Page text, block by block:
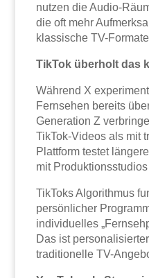
nutzen die Audio-
die oft mehr
klassische TV-
TikTok überholt das
Während X
Fernsehen bereits
Generation Z
TikTok-Videos als mit
Plattform testet
mit
TikToks Algorithmus
persönlicher
individuelles
Das ist
traditionelle TV-